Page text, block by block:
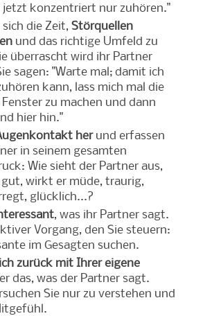
jetzt konzentriert nur zuhören."
sich die Zeit, Störquellen
und das richtige Umfeld zu
überrascht wird ihr Partner
sagen: "Warte mal; damit ich
kann, lass mich mal die
Fenster zu machen und dann
hier hin."
herund erfassen
in seinem gesamten
Wie sieht der Partner aus,
wirkt er müde, traurig,
glücklich...?
, was ihr Partner sagt.
Vorgang, den Sie steuern:
im Gesagten suchen.
zurück mit Ihrer eigene
das, was der Partner sagt.
Sie nur zu verstehen und